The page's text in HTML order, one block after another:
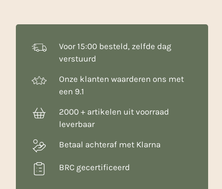
Voor 15:00 besteld, zelfde dag
verstuurd
Onze klanten waarderen ons met
een 9.1
2000 + artikelen uit voorraad
leverbaar
Betaal achteraf met Klarna
BRC gecertificeerd